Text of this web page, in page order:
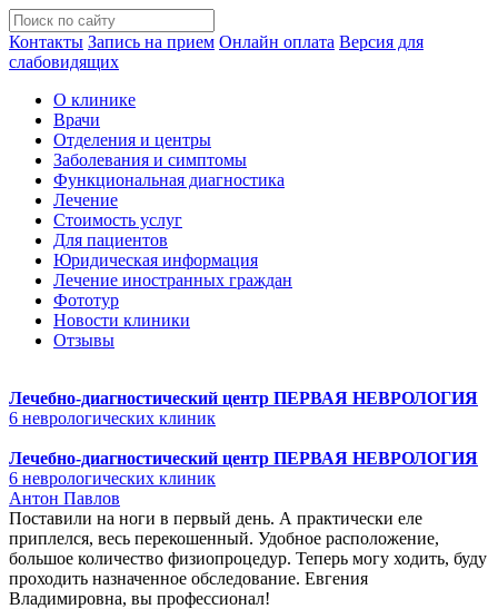
Контакты Запись на прием Онлайн оплата Версия для
слабовидящих
О клинике
Врачи
Отделения и центры
Заболевания и симптомы
Функциональная диагностика
Лечение
Стоимость услуг
Для пациентов
Юридическая информация
Лечение иностранных граждан
Фототур
Новости клиники
Отзывы
Лечебно-диагностический центр ПЕРВАЯ НЕВРОЛОГИЯ
6 неврологических клиник
Лечебно-диагностический центр ПЕРВАЯ НЕВРОЛОГИЯ
6 неврологических клиник
Антон Павлов
Поставили на ноги в первый день. А практически еле
приплелся, весь перекошенный. Удобное расположение,
большое количество физиопроцедур. Теперь могу ходить, буду
проходить назначенное обследование. Евгения
Владимировна, вы профессионал!